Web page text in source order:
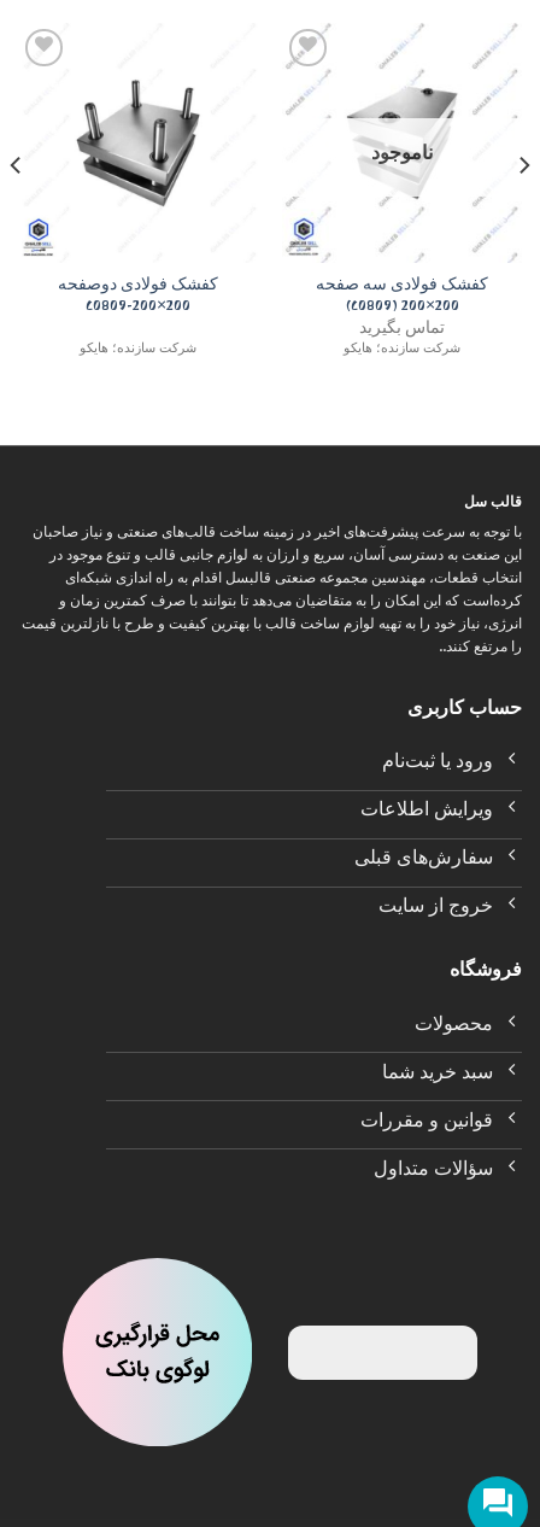
Add to
wishlist
ناموجود
کفشک فولادی سه صفحه
200×200 (C0809)
تماس بگیرید
شرکت سازنده؛ هایکو
کفشک فولادی دوصفحه
200×200-C0809
شرکت سازنده؛ هایکو
قالب سل
با توجه به سرعت پیشرفت‌های اخیر در زمینه ساخت قالب‌های صنعتی و نیاز صاحبان
این صنعت به دسترسی آسان، سریع و ارزان به لوازم جانبی قالب و تنوع موجود در
انتخاب قطعات، مهندسین مجموعه صنعتی قالبسل اقدام به راه اندازی شبکه‌ای
کرده‌است که این امکان را به متقاضیان می‌دهد تا بتوانند با صرف کمترین زمان و
انرژی، نیاز خود را به تهیه لوازم ساخت قالب با بهترین کیفیت و طرح با نازلترین قیمت
را مرتفع کنند..
حساب کاربری
ورود یا ثبت‌نام
ویرایش اطلاعات
سفارش‌های قبلی
خروج از سایت
فروشگاه
محصولات
سبد خرید شما
قوانین و مقررات
سؤالات متداول